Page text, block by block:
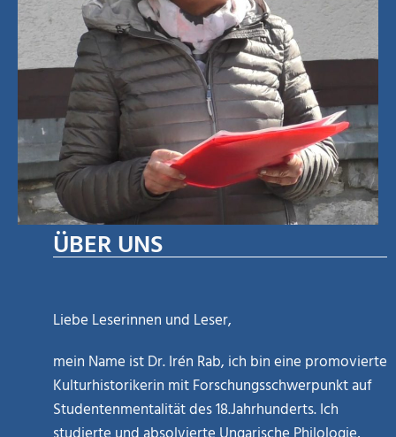
ÜBER UNS
Liebe Leserinnen und Leser,
mein Name ist Dr. Irén Rab, ich bin eine promovierte
Kulturhistorikerin mit Forschungsschwerpunkt auf
Studentenmentalität des 18.Jahrhunderts. Ich